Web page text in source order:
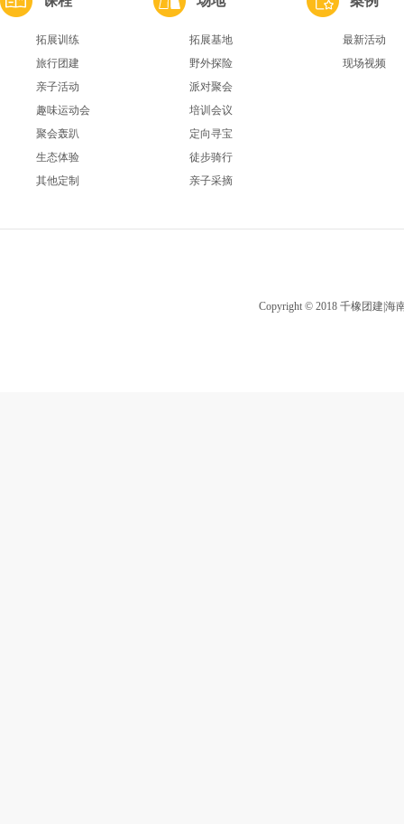
拓展训练
旅行团建
亲子活动
趣味运动会
聚会轰趴
生态体验
其他定制
拓展基地
野外探险
派对聚会
培训会议
定向寻宝
徒步骑行
亲子采摘
最新活动
现场视频
Copyright © 2018 千橡团建|